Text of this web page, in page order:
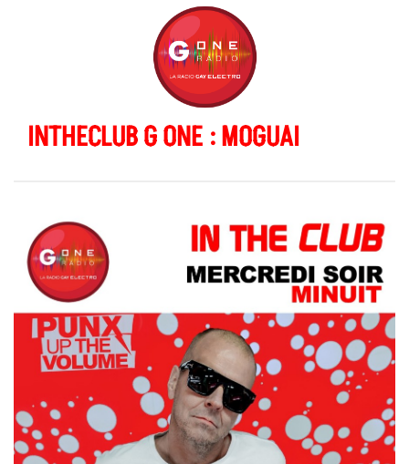
INTHECLUB G ONE : MOGUAI